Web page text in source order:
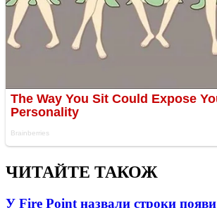
ЧИТАЙТЕ ТАКОЖ
У Fire Point назвали строки появи